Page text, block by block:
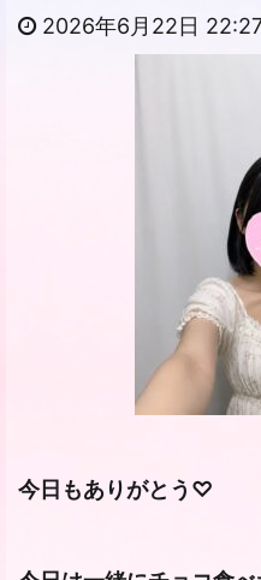
2026年6月22日
今日もありがとう♡